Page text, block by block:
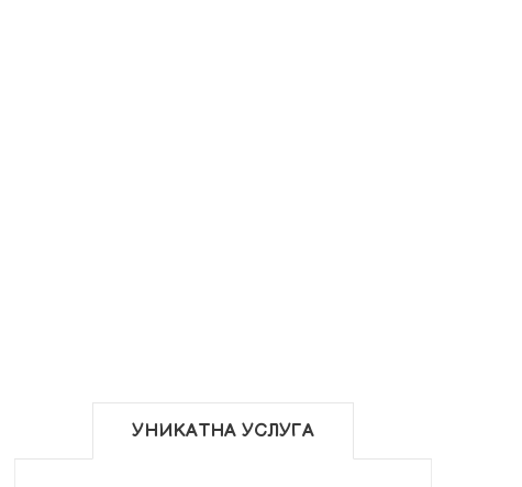
УНИКАТНА УСЛУГА